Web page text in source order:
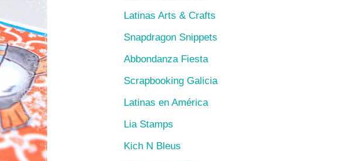
Latinas Arts & Crafts
Snapdragon Snippets
Abbondanza Fiesta
Scrapbooking Galicia
Latinas en América
Lia Stamps
Kich N Bleus